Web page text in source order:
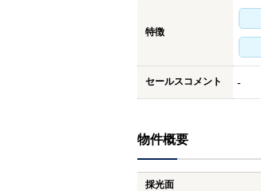
特徴
セールスコメント -
物件概要
採光面